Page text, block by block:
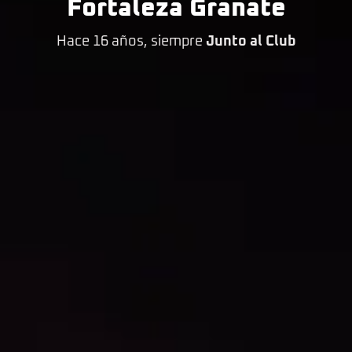
Fortaleza Granate
Hace 16 años, siempre Junto al Club